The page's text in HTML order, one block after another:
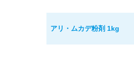
アリ・ムカデ粉剤 1kg